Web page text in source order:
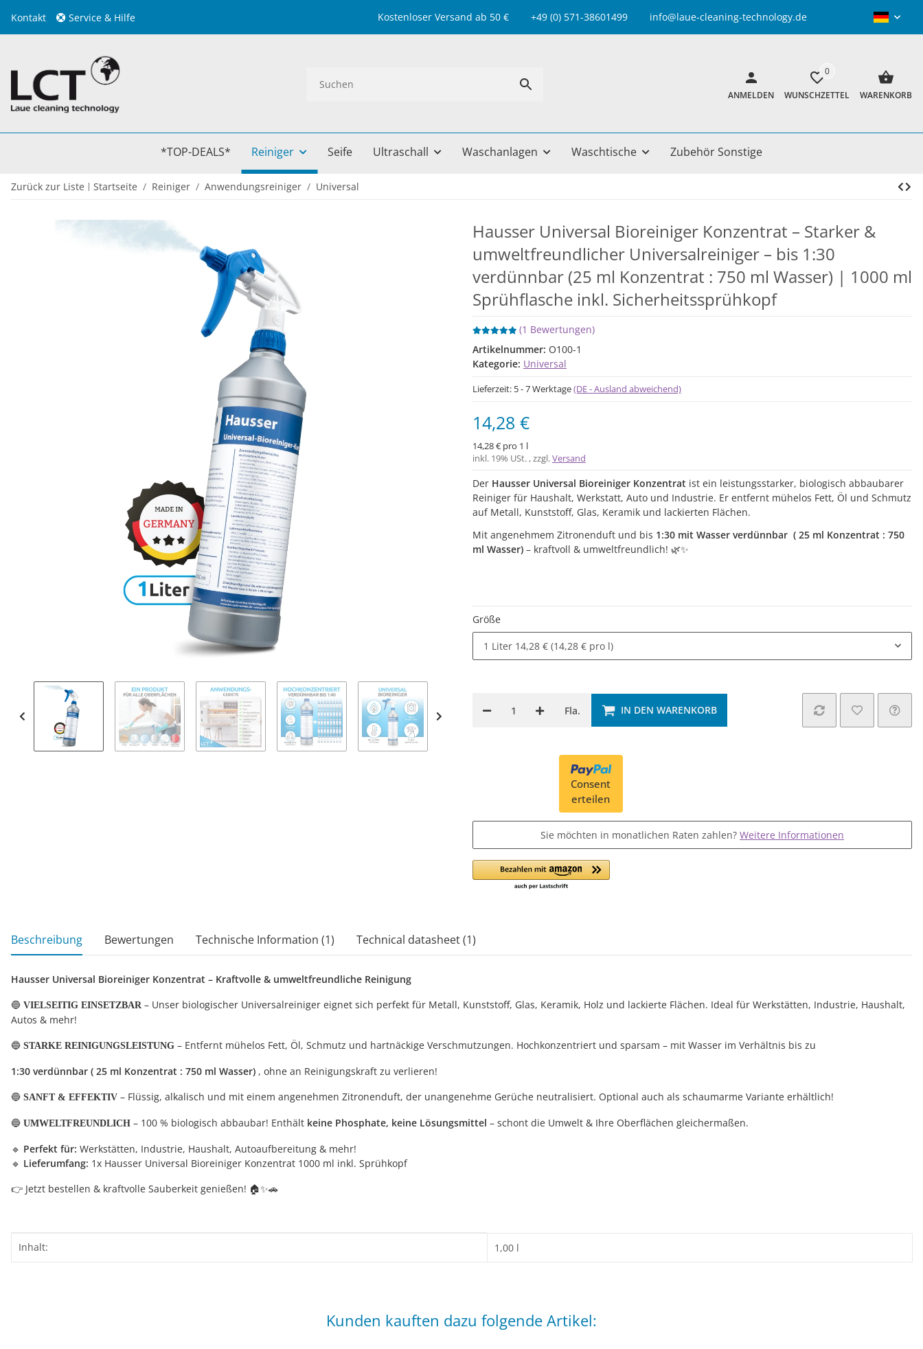
Kontakt Service & Hilfe Kostenloser Versand ab 50 € +49 (0) 571-38601499 info@laue-cleaning-technology.de
ANMELDEN
0
WUNSCHZETTEL WARENKORB
*TOP-DEALS* Reiniger Seife Ultraschall Waschanlagen Waschtische Zubehör Sonstige
Zurück zur Liste Startseite Reiniger Anwendungsreiniger Universal
Hausser Universal Bioreiniger Konzentrat – Starker &
umweltfreundlicher Universalreiniger – bis 1:30
verdünnbar (25 ml Konzentrat : 750 ml Wasser) | 1000 ml
Sprühflasche inkl. Sicherheitssprühkopf
(1 Bewertungen)
Artikelnummer: O100-1
Kategorie: Universal
Lieferzeit: 5 - 7 Werktage(DE - Ausland abweichend)
14,28 €
14,28 € pro 1 l
inkl. 19% USt. , zzgl.Versand
Der Hausser Universal Bioreiniger Konzentrat ist ein leistungsstarker, biologisch abbaubarer
Reiniger für Haushalt, Werkstatt, Auto und Industrie. Er entfernt mühelos Fett, Öl und Schmutz
auf Metall, Kunststoff, Glas, Keramik und lackierten Flächen.
Mit angenehmem Zitronenduft und bis 1:30 mit Wasser verdünnbar ( 25 ml Konzentrat : 750
ml Wasser) – kraftvoll & umweltfreundlich! 🌿✨
Größe
1 Liter 14,28 € (14,28 € pro l)
Fla. IN DEN WARENKORB
Consent
erteilen
Sie möchten in monatlichen Raten zahlen? Weitere Informationen
weitere Registerkarten anzeigen
Beschreibung Bewertungen Technische Information (1) Technical datasheet (1)
Hausser Universal Bioreiniger Konzentrat – Kraftvolle & umweltfreundliche Reinigung
🔵 VIELSEITIG EINSETZBAR – Unser biologischer Universalreiniger eignet sich perfekt für Metall, Kunststoff, Glas, Keramik, Holz und lackierte Flächen. Ideal für Werkstätten, Industrie, Haushalt,
Autos & mehr!
🔵 STARKE REINIGUNGSLEISTUNG – Entfernt mühelos Fett, Öl, Schmutz und hartnäckige Verschmutzungen. Hochkonzentriert und sparsam – mit Wasser im Verhältnis bis zu
1:30 verdünnbar ( 25 ml Konzentrat : 750 ml Wasser) , ohne an Reinigungskraft zu verlieren!
🔵 SANFT & EFFEKTIV – Flüssig, alkalisch und mit einem angenehmen Zitronenduft, der unangenehme Gerüche neutralisiert. Optional auch als schaumarme Variante erhältlich!
🔵 UMWELTFREUNDLICH – 100 % biologisch abbaubar! Enthält keine Phosphate, keine Lösungsmittel – schont die Umwelt & Ihre Oberflächen gleichermaßen.
🔹 Perfekt für: Werkstätten, Industrie, Haushalt, Autoaufbereitung & mehr!
🔹 Lieferumfang: 1x Hausser Universal Bioreiniger Konzentrat 1000 ml inkl. Sprühkopf
👉 Jetzt bestellen & kraftvolle Sauberkeit genießen! 🏠✨🚗
Produkteigenschaft
Wert
Inhalt: 1,00 l
Kunden kauften dazu folgende Artikel: